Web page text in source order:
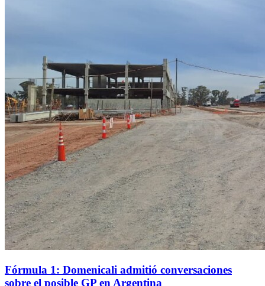
Fórmula 1: Domenicali admitió conversaciones
sobre el posible GP en Argentina